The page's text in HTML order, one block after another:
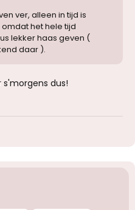
ver, alleen in tijd is
het hele tijd
lekker haas geven (
daar ).
s'morgens dus!